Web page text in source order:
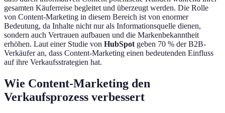
gesamten Käuferreise begleitet und überzeugt werden. Die Rolle
von Content-Marketing in diesem Bereich ist von enormer
Bedeutung, da Inhalte nicht nur als Informationsquelle dienen,
sondern auch Vertrauen aufbauen und die Markenbekanntheit
erhöhen. Laut einer Studie von HubSpot geben 70 % der B2B-
Verkäufer an, dass Content-Marketing einen bedeutenden Einfluss
auf ihre Verkaufsstrategien hat.
Wie Content-Marketing den
Verkaufsprozess verbessert